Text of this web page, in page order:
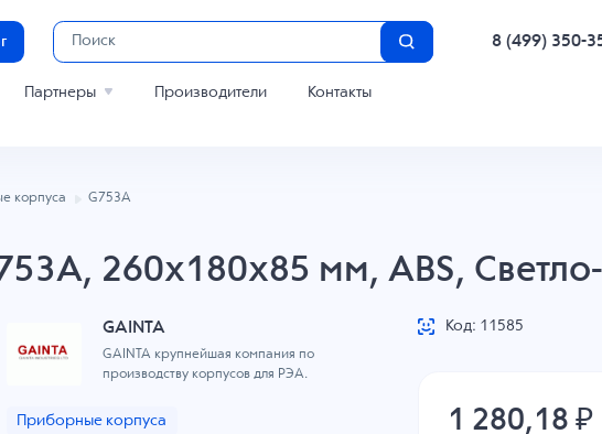
8 (499) 350-
Партнеры Производители Контакты
корпуса G753A
260x180x85 мм, ABS,
GAINTA
GAINTA крупнейшая компания по
производству корпусов для РЭА.
Приборные корпуса
Код: 11585
1 280,18 ₽